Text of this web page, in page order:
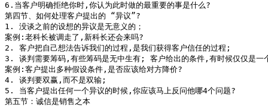
6.当客户明确拒绝你时,你认为此时做的最重要的事是什么?
第四节、如何处理客户提出的 “异议”?
1. 没谈之前的设想的异议是无意义的；
案例:老科长被调走了,新科长还会来吗?
2. 客户把自己想法告诉我们的过程,是我们获得客户信任的过程;
3. 谈判需要筹码,有些筹码是无中生有; 客户给出的条件,有时候仅仅是一
案例:客户提出多种假设条件,是否应该给对方降价?
4. 谈判要双赢,而不是双输;
5. 当客户提出任何一个异议的时候,你应该马上反问他哪4个问题?
第五节：诚信是销售之本